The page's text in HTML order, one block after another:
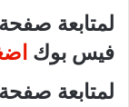
لمتابعة
فيس بوك
لمتابعة